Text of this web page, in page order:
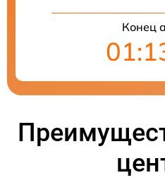
Конец